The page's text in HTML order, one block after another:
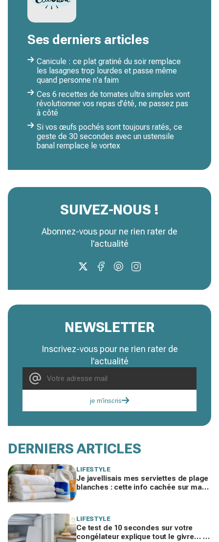
Ses derniers articles
Canicule : ce plat gratiné du soir remplace
les lasagnes trop lourdes et passe même
quand personne n'a faim
Ces 6 recettes de tomates ultra simples vont
révolutionner vos repas d’été, ne passez pas
à côté
Si vos œufs pochés sont toujours ratés, ce
geste de 30 secondes avec un ustensile
banal remplace le vortex
SUIVEZ-NOUS !
Abonnez-vous pour ne rien rater de
l’actualité
NEWSLETTER
Inscrivez-vous pour ne rien rater de
l’actualité
je m'inscris
DERNIERS ARTICLES
LIFESTYLE
Je javellisais mes serviettes de plage
blanches : cette info cachée sur ma
LIFESTYLE
Ce test de 10 secondes sur votre
congélateur explique tout le givre… et